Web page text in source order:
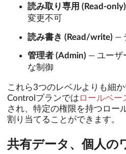
読み取り専用 (Read-only)
変更不可
読み書き (Read/write) —
管理者 (Admin) — ユーザ
な制御
これら3つのレベルよりも細
Controlプランでは ロールベー
され、特定の権限を持つロー
割り当てることができます。
共有データ、個人の